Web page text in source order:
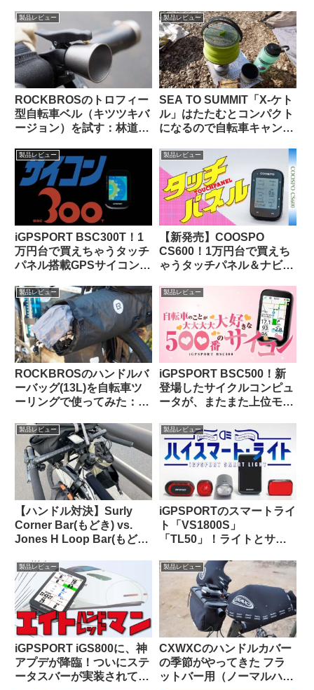
円】
製品レビュー
ROCKBROSのトロフィー
型自転車ベル（キツツキバ
ージョン）を試す：林道サ
リ出会わないために…
製品レビュー
SEA TO SUMMIT「X-ケト
ル」はたたむとコンパクト
になるので自転車キャンツ
ン
製品レビュー
iGPSPORT BSC300T！1
万円台で買えちゃうタッチ
パネル搭載GPSサイコンっ
製品レビュー
【新発売】COOSPO
CS600！1万円台で買えち
ゃうタッチパネル＆ナビ対
タの実力って、どんな感
製品レビュー
ROCKBROSのハンドルバ
ーバッグ(13L)を自転車ツ
ーリングで使ってみた：機
あり使っていて気持ちが良
い
製品レビュー
iGPSPORT BSC500！新
登場したサイクルコンピュ
ータが、またまた上位モデ
製品レビュー
【ハンドル対決】Surly
Corner Bar(もどき) vs.
Jones H Loop Bar(もど
は…
製品レビュー
iGPSPORTのスマートライ
ト「VS1800S」
「TL50」！ライトとサイ
揃えると、新しい扉が開く
製品レビュー
iGPSPORT iGS800に、神
アプデが降臨！ついにステ
ータスバーが実装されて俺
製品レビュー
CXWXCのハンドルカバー
の季節がやってきた フラ
ットバー用（ノーマルハン